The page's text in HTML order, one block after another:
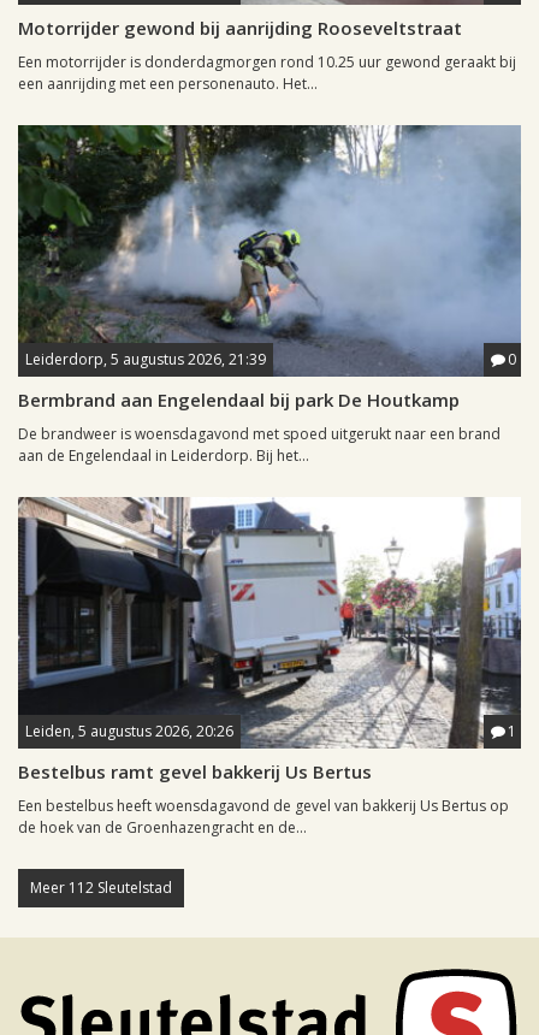
Motorrijder gewond bij aanrijding Rooseveltstraat
Een motorrijder is donderdagmorgen rond 10.25 uur gewond geraakt bij
een aanrijding met een personenauto. Het...
Leiderdorp, 5 augustus 2026, 21:39 0
Bermbrand aan Engelendaal bij park De Houtkamp
De brandweer is woensdagavond met spoed uitgerukt naar een brand
aan de Engelendaal in Leiderdorp. Bij het...
Leiden, 5 augustus 2026, 20:26 1
Bestelbus ramt gevel bakkerij Us Bertus
Een bestelbus heeft woensdagavond de gevel van bakkerij Us Bertus op
de hoek van de Groenhazengracht en de...
Meer 112 Sleutelstad